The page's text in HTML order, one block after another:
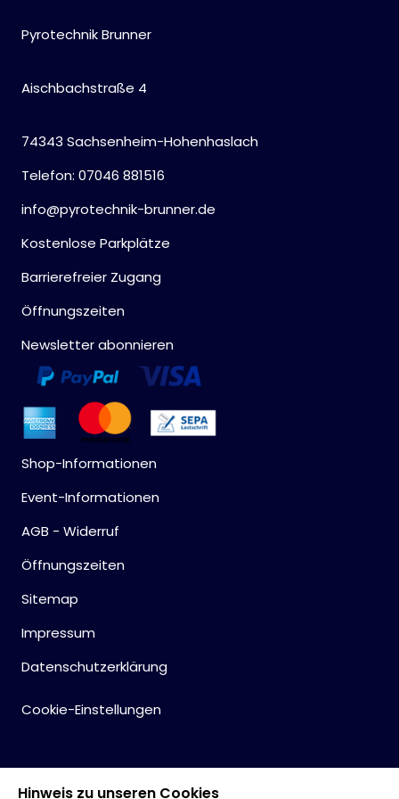
Pyrotechnik Brunner
Aischbachstraße 4
74343 Sachsenheim-Hohenhaslach
Telefon: 07046 881516
info@pyrotechnik-brunner.de
Kostenlose Parkplätze
Barrierefreier Zugang
Öffnungszeiten
Newsletter abonnieren
Shop-Informationen
Event-Informationen
AGB - Widerruf
Öffnungszeiten
Sitemap
Impressum
Datenschutzerklärung
Cookie-Einstellungen
Hinweis zu unseren Cookies